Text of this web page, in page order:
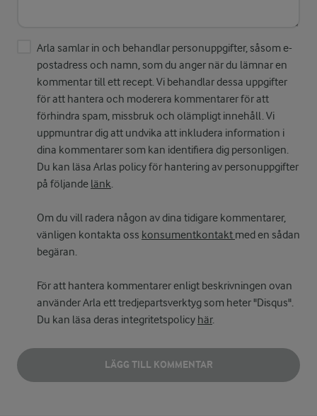
Arla samlar in och behandlar personuppgifter, såsom e-
postadress och namn, som du anger när du lämnar en
kommentar till ett recept. Vi behandlar dessa uppgifter
för att hantera och moderera kommentarer för att
förhindra spam, missbruk och olämpligt innehåll. Vi
uppmuntrar dig att undvika att inkludera information i
dina kommentarer som kan identifiera dig personligen.
Du kan läsa Arlas policy för hantering av personuppgifter
på följande länk.
Om du vill radera någon av dina tidigare kommentarer,
vänligen kontakta oss konsumentkontakt med en sådan
begäran.
För att hantera kommentarer enligt beskrivningen ovan
använder Arla ett tredjepartsverktyg som heter "Disqus".
Du kan läsa deras integritetspolicy här.
LÄGG TILL KOMMENTAR